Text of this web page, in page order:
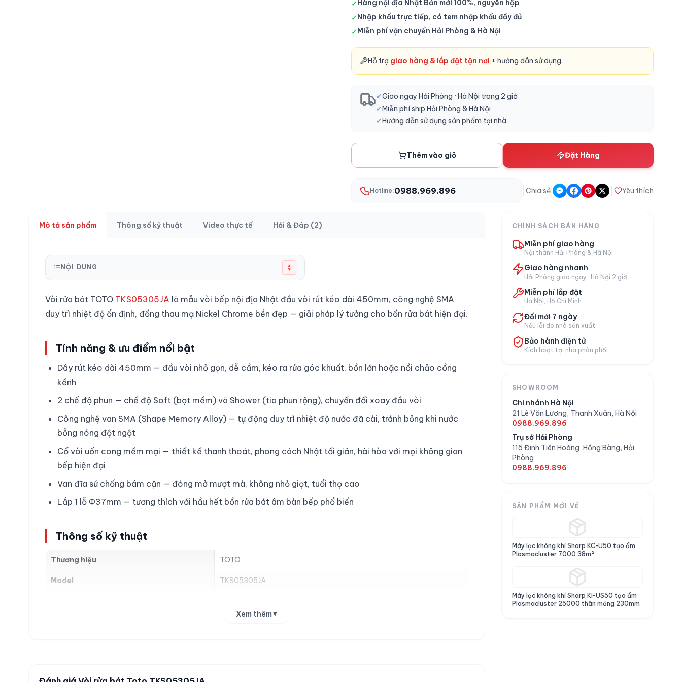
Đánh giá sản phẩm
✓Hàng nội địa Nhật Bản mới 100%, nguyên hộp
✓Nhập khẩu trực tiếp, có tem nhập khẩu đầy đủ
✓Miễn phí vận chuyển Hải Phòng & Hà Nội
Hỗ trợ giao hàng & lắp đặt tận nơi + hướng dẫn sử dụng.
✔Giao ngay Hải Phòng · Hà Nội trong 2 giờ
✔Miễn phí ship Hải Phòng & Hà Nội
✔Hướng dẫn sử dụng sản phẩm tại nhà
Thêm vào giỏ Đặt Hàng
Vòi rửa bát Toto TKS05305JA
HỌ TÊN*
Hotline:0988.969.896 Chia sẻ: Yêu thích
Mô tả sản phẩm Thông số kỹ thuật Video thực tế Hỏi & Đáp (2)
NỘI DUNG
▲
▼
Vòi rửa bát TOTO TKS05305JA là mẫu vòi bếp nội địa Nhật đầu vòi rút kéo dài 450mm, công nghệ SMA
duy trì nhiệt độ ổn định, đồng thau mạ Nickel Chrome bền đẹp — giải pháp lý tưởng cho bồn rửa bát hiện đại.
Tính năng & ưu điểm nổi bật
Dây rút kéo dài 450mm — đầu vòi nhỏ gọn, dễ cầm, kéo ra rửa góc khuất, bồn lớn hoặc nồi chảo cồng
kềnh
2 chế độ phun — chế độ Soft (bọt mềm) và Shower (tia phun rộng), chuyển đổi xoay đầu vòi
Công nghệ van SMA (Shape Memory Alloy) — tự động duy trì nhiệt độ nước đã cài, tránh bỏng khi nước
bỗng nóng đột ngột
Cổ vòi uốn cong mềm mại — thiết kế thanh thoát, phong cách Nhật tối giản, hài hòa với mọi không gian
bếp hiện đại
Van đĩa sứ chống bám cặn — đóng mở mượt mà, không nhỏ giọt, tuổi thọ cao
Lắp 1 lỗ Φ37mm — tương thích với hầu hết bồn rửa bát âm bàn bếp phổ biến
Thông số kỹ thuật
Thương hiệu TOTO
Model TKS05305JA
Xem thêm ▼
CHÍNH SÁCH BÁN HÀNG
Miễn phí giao hàng
Nội thành Hải Phòng & Hà Nội
Giao hàng nhanh
Hải Phòng giao ngay · Hà Nội 2 giờ
Miễn phí lắp đặt
Hà Nội, Hồ Chí Minh
Đổi mới 7 ngày
Nếu lỗi do nhà sản xuất
Bảo hành điện tử
Kích hoạt tại nhà phân phối
SHOWROOM
Chi nhánh Hà Nội
21 Lê Văn Lương, Thanh Xuân, Hà Nội
0988.969.896
Trụ sở Hải Phòng
115 Đinh Tiên Hoàng, Hồng Bàng, Hải
Phòng
0988.969.896
SẢN PHẨM MỚI VỀ
Máy lọc không khí Sharp KC-U50 tạo ẩm
Plasmacluster 7000 38m²
Máy lọc không khí Sharp KI-US50 tạo ẩm
Plasmacluster 25000 thân mỏng 230mm